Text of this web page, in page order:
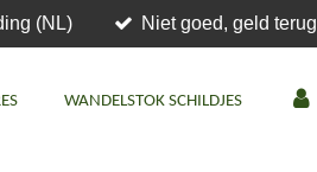
(NL) Niet goed, geld terug
WANDELSTOK SCHILDJES